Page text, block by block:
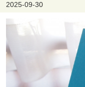
2025-09-30